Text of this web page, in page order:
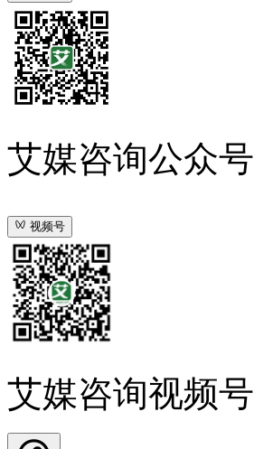
艾媒咨询公众号
视频号
艾媒咨询视频号